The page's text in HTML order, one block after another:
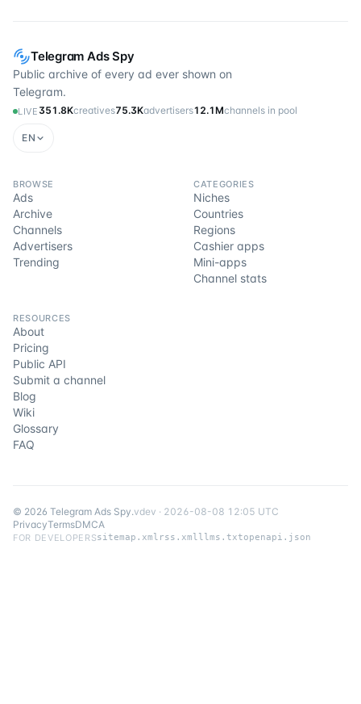
Telegram Ads Spy
Public archive of every ad ever shown on
Telegram.
LIVE 351.8Kcreatives75.3Kadvertisers12.1Mchannels in pool
EN
BROWSE
Ads
Archive
Channels
Advertisers
Trending
CATEGORIES
Niches
Countries
Regions
Cashier apps
Mini-apps
Channel stats
RESOURCES
About
Pricing
Public API
Submit a channel
Blog
Wiki
Glossary
FAQ
© 2026 Telegram Ads Spy.vdev · 2026-08-08 12:05 UTC
PrivacyTermsDMCA
FOR DEVELOPERSsitemap.xml rss.xmlllms.txtopenapi.json